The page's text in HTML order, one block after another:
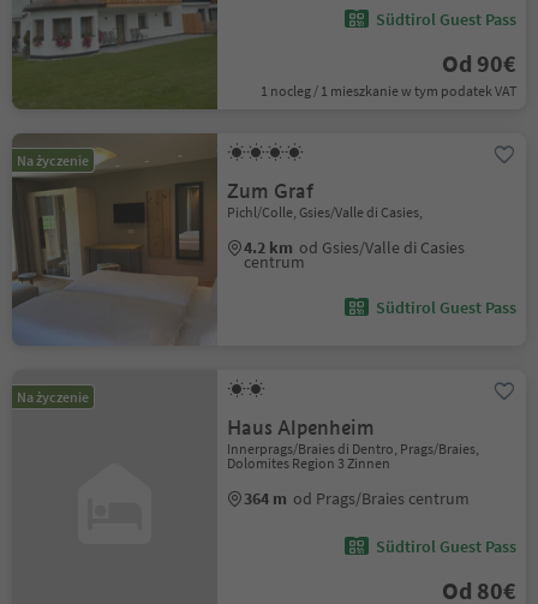
Südtirol Guest Pass
Od 90€
1 nocleg / 1 mieszkanie w tym podatek VAT
Na życzenie
Zum Graf
Pichl/Colle, Gsies/Valle di Casies,
4.2 km od Gsies/Valle di Casies
centrum
Südtirol Guest Pass
Na życzenie
Haus Alpenheim
Innerprags/Braies di Dentro, Prags/Braies,
Dolomites Region 3 Zinnen
364 m od Prags/Braies centrum
Südtirol Guest Pass
Od 80€